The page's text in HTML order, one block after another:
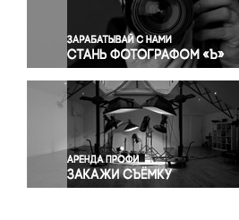
Правосудие
Происшествия и конфликты
Религия
Светская жизнь
Спорт
Экология
Экономика и бизнес